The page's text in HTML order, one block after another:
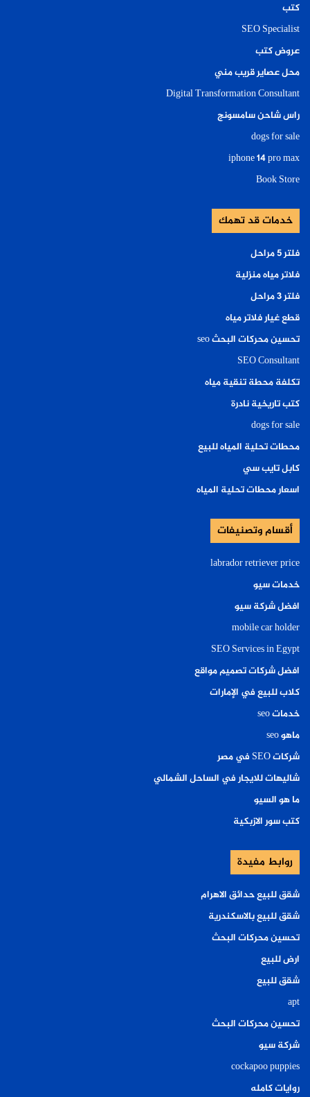
كتب
SEO Specialist
عروض كتب
محل عصاير قريب مني
Digital Transformation Consultant
راس شاحن سامسونج
dogs for sale
iphone 14 pro max
Book Store
خدمات قد تهمك
فلتر ٥ مراحل
فلاتر مياه منزلية
فلتر ٣ مراحل
قطع غيار فلاتر مياه
تحسين محركات البحث seo
SEO Consultant
تكلفة محطة تنقية مياه
كتب تاريخية نادرة
dogs for sale
محطات تحلية المياه للبيع
كابل تايب سي
اسعار محطات تحلية المياه
أقسام وتصنيفات
labrador retriever price
خدمات سيو
افضل شركة سيو
mobile car holder
SEO Services in Egypt
افضل شركات تصميم مواقع
كلاب للبيع في الإمارات
خدمات seo
ماهو seo
شركات SEO في مصر
شاليهات للايجار في الساحل الشمالي
ما هو السيو
كتب سور الازبكية
روابط مفيدة
شقق للبيع حدائق الاهرام
شقق للبيع بالاسكندرية
تحسين محركات البحث
ارض للبيع
شقق للبيع
apt
تحسين محركات البحث
شركة سيو
cockapoo puppies
روايات كامله